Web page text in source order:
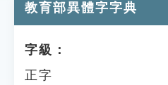
貓頭鷹博士
教育部異體字字典
字級：
正字